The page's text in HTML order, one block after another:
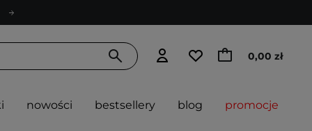
0,00 zł
nowości bestsellery blog promocje